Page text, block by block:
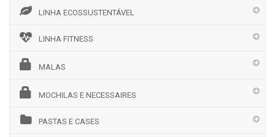
LINHA ECOSSUSTENTÁVEL
LINHA FITNESS
MALAS
MOCHILAS E NECESSAIRES
PASTAS E CASES